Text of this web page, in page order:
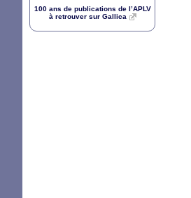
100 ans de publications de l’APLV
à retrouver sur Gallica